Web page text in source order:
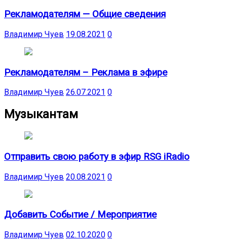
Рекламодателям — Общие сведения
Владимир Чуев 19.08.2021 0
Рекламодателям – Реклама в эфире
Владимир Чуев 26.07.2021 0
Музыкантам
Отправить свою работу в эфир RSG iRadio
Владимир Чуев 20.08.2021 0
Добавить Событие / Мероприятие
Владимир Чуев 02.10.2020 0